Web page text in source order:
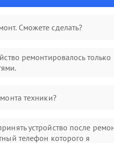
Сможете сделать?
ремонтировалось только
техники?
устройство после
телефон которого я